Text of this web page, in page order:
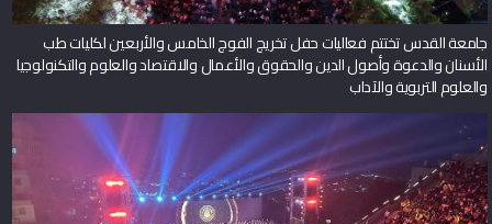
جامعة القدس تختتم فعاليات حفل تخريج الفوج الخامس والأربعين لكليات طب
الأسنان والدعوة وأصول الدين والحقوق والأعمال والاقتصاد والعلوم والتكنولوجيا
والعلوم التربوية والآداب